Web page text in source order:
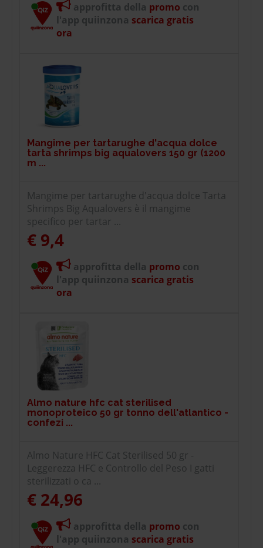
approfitta della promo con
l'app quiinzona scarica gratis
ora
Mangime per tartarughe d'acqua dolce
tarta shrimps big aqualovers 150 gr (1200
m ...
Mangime per tartarughe d'acqua dolce Tarta
Shrimps Big Aqualovers è il mangime
specifico per tartar ...
€ 9,4
approfitta della promo con
l'app quiinzona scarica gratis
ora
Almo nature hfc cat sterilised
monoproteico 50 gr tonno dell'atlantico -
confezi ...
Almo Nature HFC Cat Sterilised 50 gr -
Leggerezza HFC e Controllo del Peso I gatti
sterilizzati o ca ...
€ 24,96
approfitta della promo con
l'app quiinzona scarica gratis